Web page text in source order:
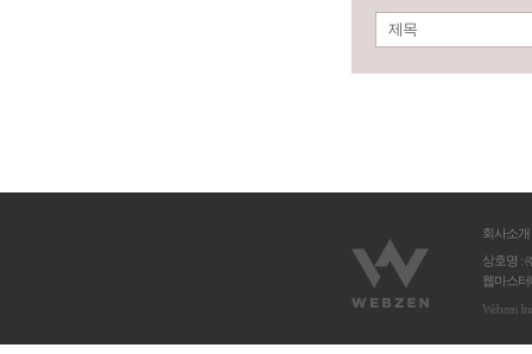
제목
회사소개
상호명 :
웹마스
Webzen